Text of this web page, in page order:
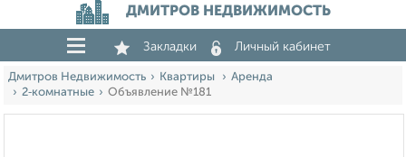
ДМИТРОВ НЕДВИЖИМОСТЬ
Закладки Личный кабинет
Дмитров Недвижимость Квартиры
Аренда
2‑комнатные
Объявление №181